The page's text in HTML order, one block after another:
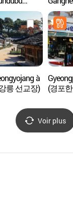
두부)
(아르
à
릉 선교장)
(경포
Voir plus